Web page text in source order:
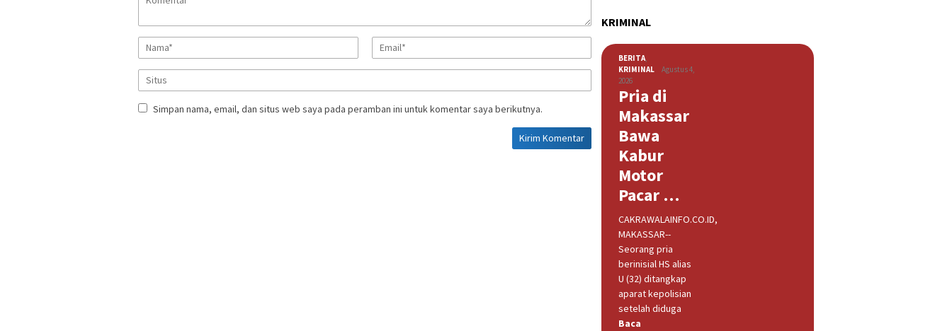
Simpan nama, email, dan situs web saya pada peramban ini untuk komentar saya berikutnya.
KRIMINAL
BERITA,
KRIMINAL
Agustus 4,
2026
Pria di
Makassar
Bawa
Kabur
Motor
Pacar …
CAKRAWALAINFO.CO.ID,
MAKASSAR--
Seorang pria
berinisial HS alias
U (32) ditangkap
aparat kepolisian
setelah diduga
Baca